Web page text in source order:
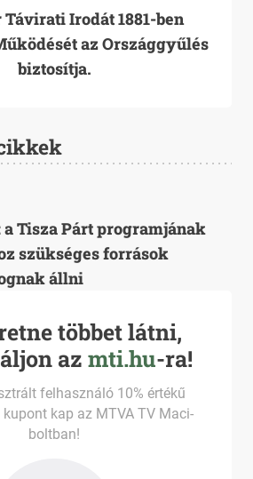
Irodát 1881-ben
az Országgyűlés
biztosítja.
Tisza Párt programjának
szükséges források
állni
többet látni,
az mti.hu-ra!
felhasználó 10% értékű
kap az MTVA TV Maci-
boltban!